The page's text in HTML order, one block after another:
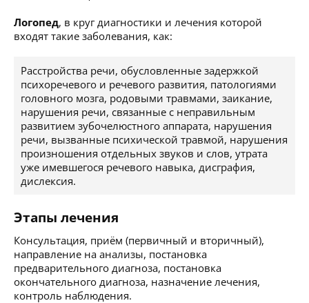
Логопед, в круг диагностики и лечения которой
входят такие заболевания, как:
Расстройства речи, обусловленные задержкой
психоречевого и речевого развития, патологиями
головного мозга, родовыми травмами, заикание,
нарушения речи, связанные с неправильным
развитием зубочелюстного аппарата, нарушения
речи, вызванные психической травмой, нарушения
произношения отдельных звуков и слов, утрата
уже имевшегося речевого навыка, дисграфия,
дислексия.
Этапы лечения
Консультация, приём (первичный и вторичный),
направление на анализы, постановка
предварительного диагноза, постановка
окончательного диагноза, назначение лечения,
контроль наблюдения.